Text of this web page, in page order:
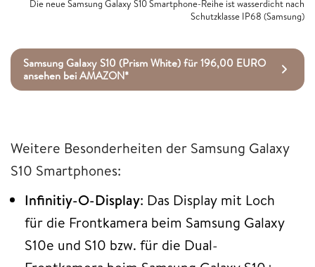
Die neue Samsung Galaxy S10 Smartphone-Reihe ist wasserdicht nach
Schutzklasse IP68 (Samsung)
Samsung Galaxy S10 (Prism White) für 196,00 EURO
ansehen bei AMAZON*
Weitere Besonderheiten der Samsung Galaxy
S10 Smartphones:
Infinitiy-O-Display: Das Display mit Loch
für die Frontkamera beim Samsung Galaxy
S10e und S10 bzw. für die Dual-